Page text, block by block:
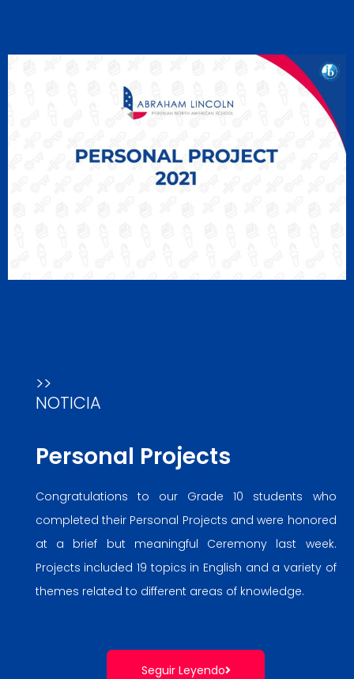
>>
NOTICIA
Personal Projects
Congratulations to our Grade 10 students who
completed their Personal Projects and were honored
at a brief but meaningful Ceremony last week.
Projects included 19 topics in English and a variety of
themes related to different areas of knowledge.
Seguir Leyendo